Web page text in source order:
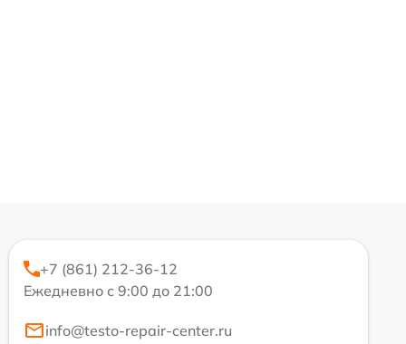
+7 (861) 212-36-12
Ежедневно с 9:00 до 21:00
info@testo-repair-center.ru